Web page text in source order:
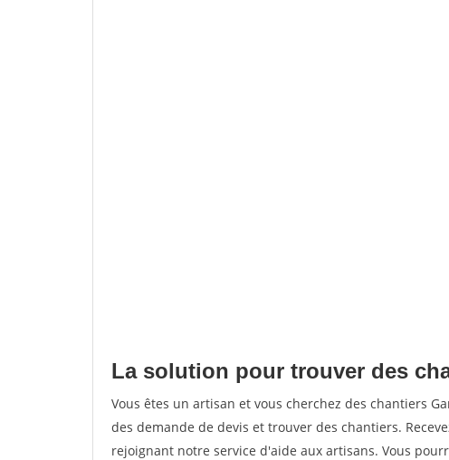
La solution pour trouver des
Vous êtes un artisan et vous cherchez des chantiers
des demande de devis et trouver des chantiers.
rejoignant notre service d'aide aux artisans. Vous